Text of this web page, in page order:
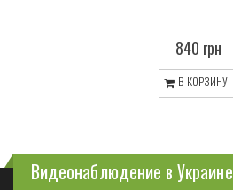
840 грн
В КОРЗИНУ
Видеонаблюдение в Украине